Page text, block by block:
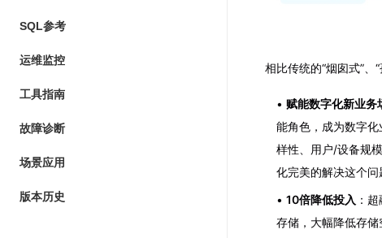
SQL参考
运维监控
工具指南
故障诊断
场景应用
版本历史
相比传统的“烟囱式”、
赋能数字化新业务
能角色，成为数字
样性、用户/设备规
化完美的解决这个问
10倍降低投入 ：
存储，大幅降低存